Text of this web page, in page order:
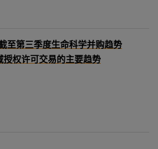
至第三季度生命科学并购趋势
权许可交易的主要趋势